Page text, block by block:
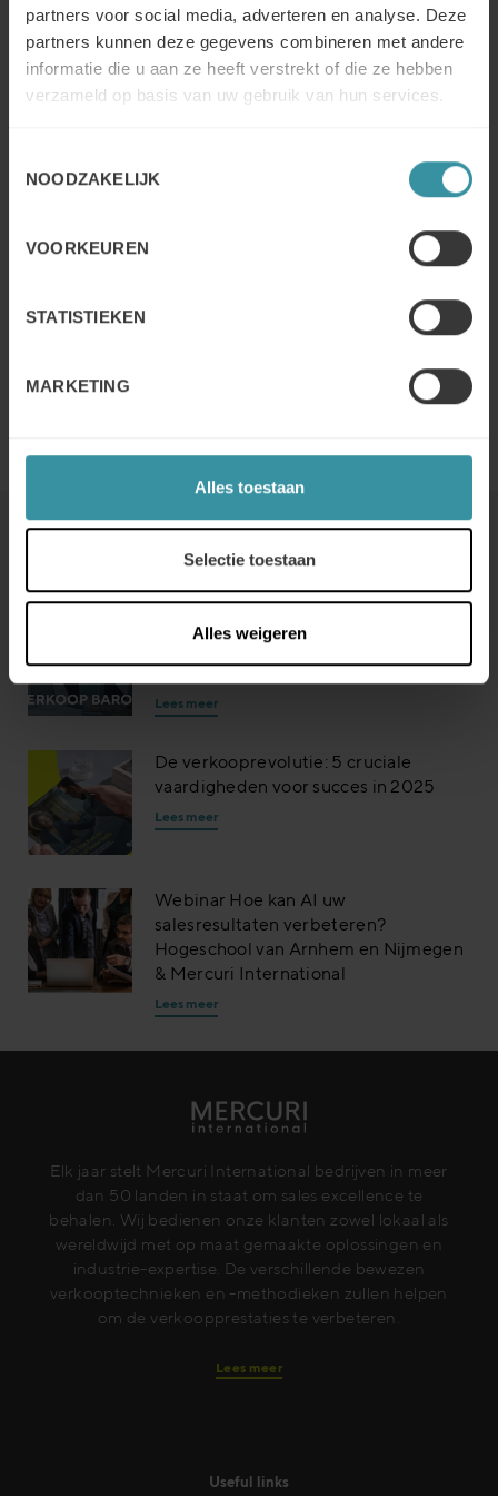
partners voor social media, adverteren en analyse. Deze
partners kunnen deze gegevens combineren met andere
informatie die u aan ze heeft verstrekt of die ze hebben
verzameld op basis van uw gebruik van hun services.
NOODZAKELIJK
VOORKEUREN
STATISTIEKEN
MARKETING
Alles toestaan
Selectie toestaan
Alles weigeren
E-mail: mercuri@mercuri.nl
Tel: +31 88 63728 74
Lees verder
Resultaten Quick Survey Benelux
2025 – Een nieuw jaar in onrustige
tijden
Lees meer
De verkooprevolutie: 5 cruciale
vaardigheden voor succes in 2025
Lees meer
Webinar Hoe kan AI uw
salesresultaten verbeteren?
Hogeschool van Arnhem en Nijmegen
& Mercuri International
Lees meer
Elk jaar stelt Mercuri International bedrijven in meer
dan 50 landen in staat om sales excellence te
behalen. Wij bedienen onze klanten zowel lokaal als
wereldwijd met op maat gemaakte oplossingen en
industrie-expertise. De verschillende bewezen
verkooptechnieken en -methodieken zullen helpen
om de verkoopprestaties te verbeteren.
Lees meer
Useful links